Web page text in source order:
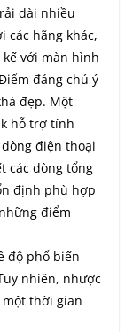
dài nhiều
các hãng khác,
với màn hình
đáng chú ý
đẹp. Một
hỗ trợ tính
điện thoại
các dòng tổng
định phù hợp
điểm
độ phổ biến
nhiên, nhược
thời gian